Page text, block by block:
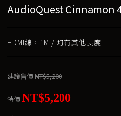
AudioQuest Cinnamon
HDMI線，1M / 均有其他長度
建議售價NT$5,200
特價NT$5,200